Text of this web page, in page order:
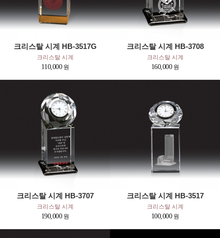
크리스탈 시계 HB-3517G
크리스탈 시계
110,000
크리스탈 시계 HB-3708
크리스탈 시계
160,000
크리스탈 시계 HB-3707
크리스탈 시계
190,000
크리스탈 시계 HB-3517
크리스탈 시계
100,000